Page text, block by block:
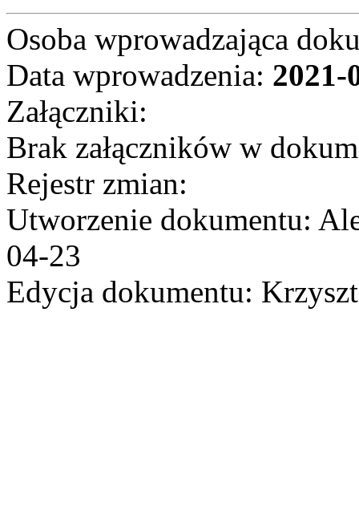
Osoba wprowadzająca
Data wprowadzenia: 2021-
Załączniki:
Brak załączników w
Rejestr zmian:
Utworzenie dokumentu:
04-23
Edycja dokumentu: